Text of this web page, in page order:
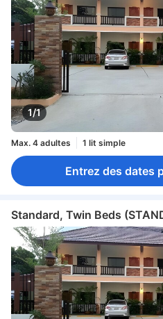
1/1
Max. 4 adultes 1 lit simple
Entrez des dates
Standard, Twin Beds